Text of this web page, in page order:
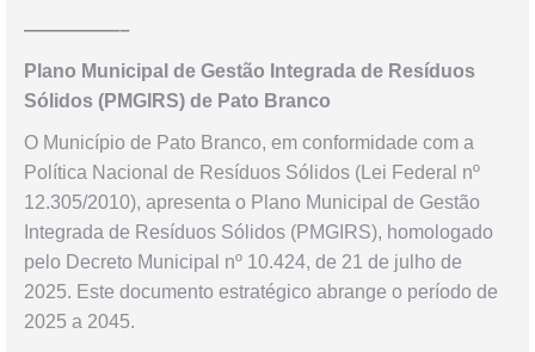
—————–
Plano Municipal de Gestão Integrada de Resíduos
Sólidos (PMGIRS) de Pato Branco
O Município de Pato Branco, em conformidade com a
Política Nacional de Resíduos Sólidos (Lei Federal nº
12.305/2010), apresenta o Plano Municipal de Gestão
Integrada de Resíduos Sólidos (PMGIRS), homologado
pelo Decreto Municipal nº 10.424, de 21 de julho de
2025. Este documento estratégico abrange o período de
2025 a 2045.